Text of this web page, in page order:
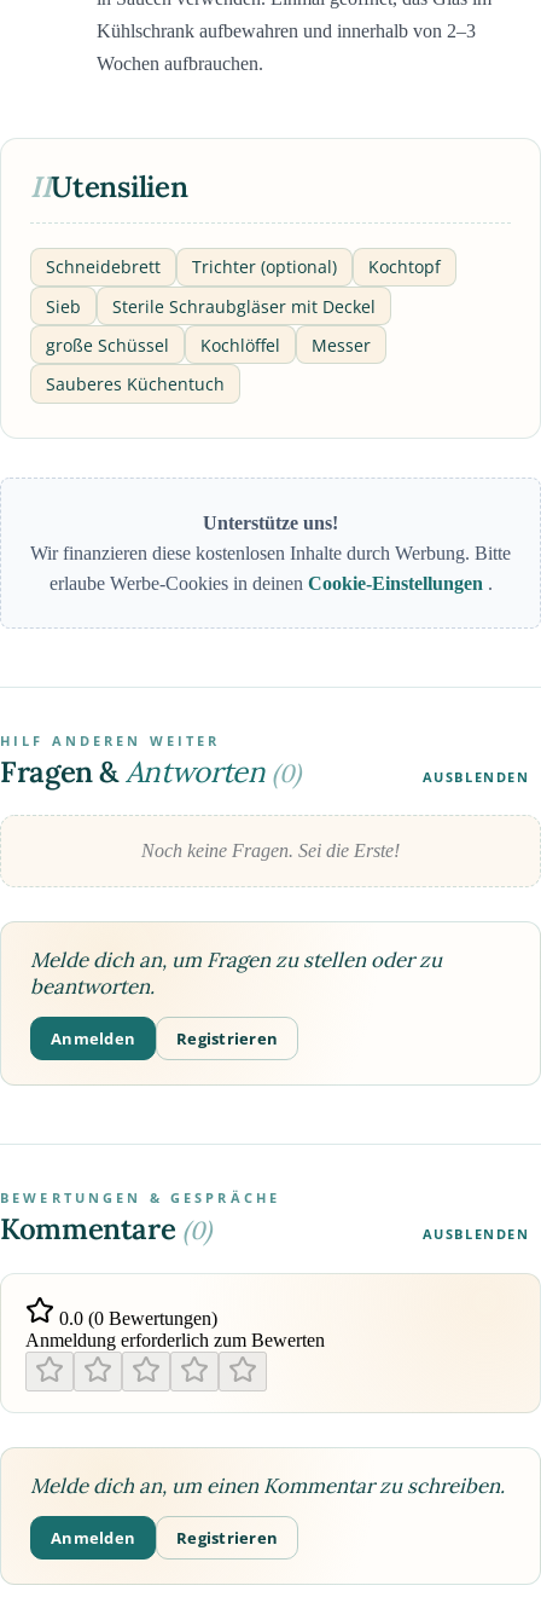
Kühlschrank aufbewahren und innerhalb von 2–3
Wochen aufbrauchen.
IIUtensilien
Schneidebrett Trichter (optional)
Kochtopf
Sieb
Sterile Schraubgläser mit Deckel
große Schüssel
Kochlöffel
Messer
Sauberes Küchentuch
Unterstütze uns!
Wir finanzieren diese kostenlosen Inhalte durch Werbung. Bitte
erlaube Werbe-Cookies in deinen Cookie-Einstellungen .
HILF ANDEREN WEITER
Fragen &Antworten (0) AUSBLENDEN
Noch keine Fragen. Sei die Erste!
Melde dich an, um Fragen zu stellen oder zu
beantworten.
Anmelden Registrieren
BEWERTUNGEN & GESPRÄCHE
Kommentare (0) AUSBLENDEN
0.0 (0 Bewertungen)
Anmeldung erforderlich zum Bewerten
Melde dich an, um einen Kommentar zu schreiben.
Anmelden Registrieren